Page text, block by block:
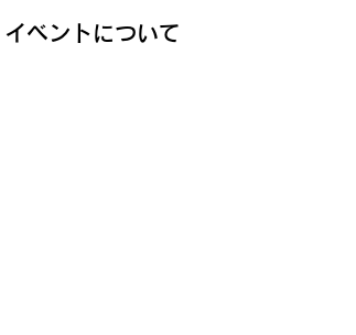
イベントについて